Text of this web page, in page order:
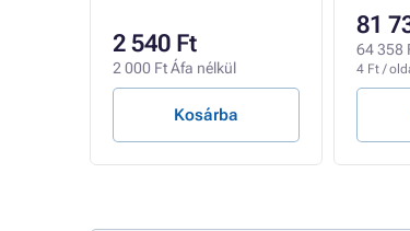
2 540 Ft
2 000 Ft Áfa nélkül
Kosárba
81
64 358
4 Ft /